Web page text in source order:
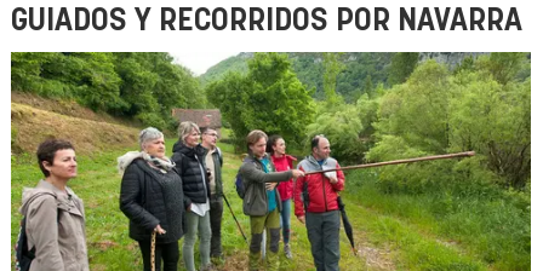
GUIADOS Y RECORRIDOS POR NAVARRA